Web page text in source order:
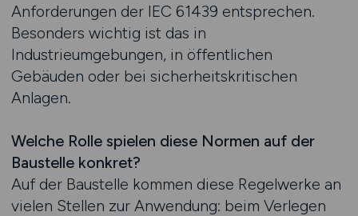
Anforderungen der IEC 61439 entsprechen.
Besonders wichtig ist das in
Industrieumgebungen, in öffentlichen
Gebäuden oder bei sicherheitskritischen
Anlagen.
Welche Rolle spielen diese Normen auf der
Baustelle konkret?
Auf der Baustelle kommen diese Regelwerke an
vielen Stellen zur Anwendung: beim Verlegen